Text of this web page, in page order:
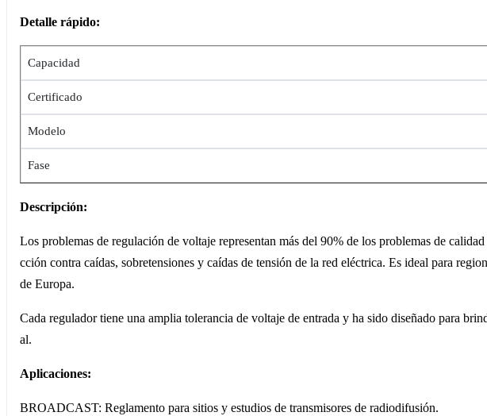
Detalle rápido:
Capacidad
Certificado
Modelo
Fase
Descripción:
Los problemas de regulación de voltaje representan más del 90% de los problemas de
cción contra caídas, sobretensiones y caídas de tensión de la red eléctrica. Es ideal para
de Europa.
Cada regulador tiene una amplia tolerancia de voltaje de entrada y ha sido diseñado para
al.
Aplicaciones:
BROADCAST: Reglamento para sitios y estudios de transmisores de radiodifusión.